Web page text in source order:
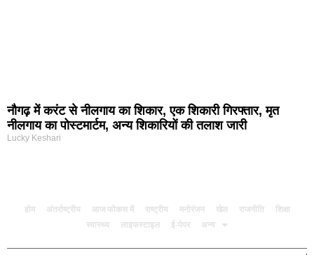
नौगढ़ में करंट से नीलगाय का शिकार, एक शिकारी गिरफ्तार, मृत
नीलगाय का पोस्टमार्टम, अन्य शिकारियों की तलाश जारी
Lucky Keshari
होम अंतर्राष्ट्रीय आज फोकस में राष्ट्रीय मनोरंजन खेल राजनीति
शिक्षा
स्वास्थ्य
लाइफस्टाइल ई-पेपर अन्य